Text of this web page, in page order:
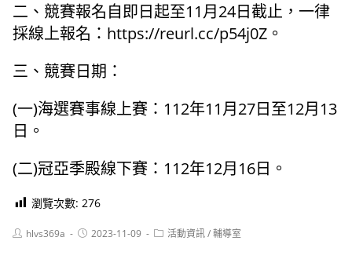
二、競賽報名自即日起至11月24日截止，一律
採線上報名：https://reurl.cc/p54j0Z。
三、競賽日期：
(一)海選賽事線上賽：112年11月27日至12月13
日。
(二)冠亞季殿線下賽：112年12月16日。
瀏覽次數: 276
Posthlvs369a
Post2023-11-09
Post活動資訊/輔導室